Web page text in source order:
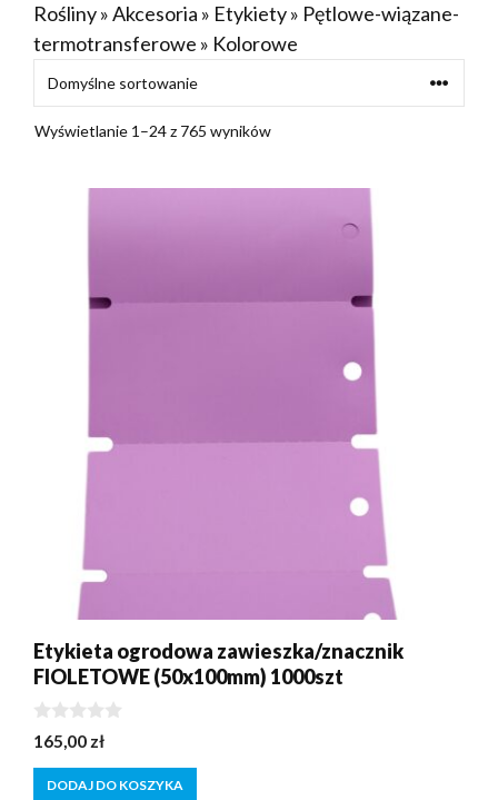
Rośliny»Akcesoria » Etykiety» Pętlowe-wiązane-
termotransferowe » Kolorowe
Wyświetlanie 1–24 z 765 wyników
Etykieta ogrodowa zawieszka/znacznik
FIOLETOWE (50x100mm) 1000szt
0
z
5
165,00 zł
DODAJ DO KOSZYKA